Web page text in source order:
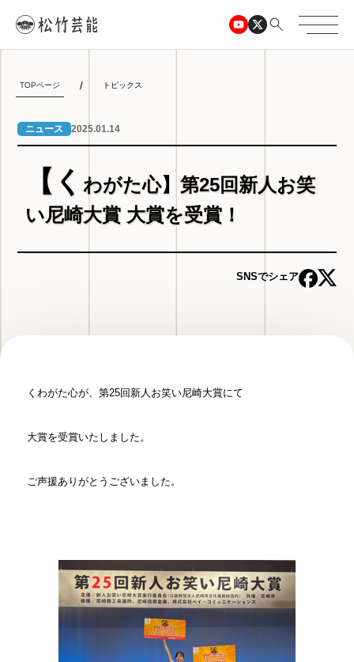
TOPページ トピックス
ニュース 2025.01.14
【くわがた心】第25回新人お笑
い尼崎大賞 大賞を受賞！
SNSでシェア
くわがた心が、第25回新人お笑い尼崎大賞にて
大賞を受賞いたしました。
ご声援ありがとうございました。